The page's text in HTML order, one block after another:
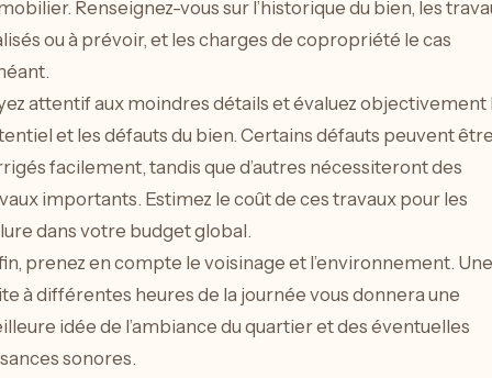
Renseignez-vous sur l’historique du bien, les
ou à prévoir, et les charges de copropriété le cas
attentif aux moindres détails et évaluez objectivement
et les défauts du bien. Certains défauts peuvent
facilement, tandis que d’autres nécessiteront des
importants. Estimez le coût de ces travaux pour les
dans votre budget global.
prenez en compte le voisinage et l’environnement. Une
à différentes heures de la journée vous donnera une
idée de l’ambiance du quartier et des éventuelles
sonores.